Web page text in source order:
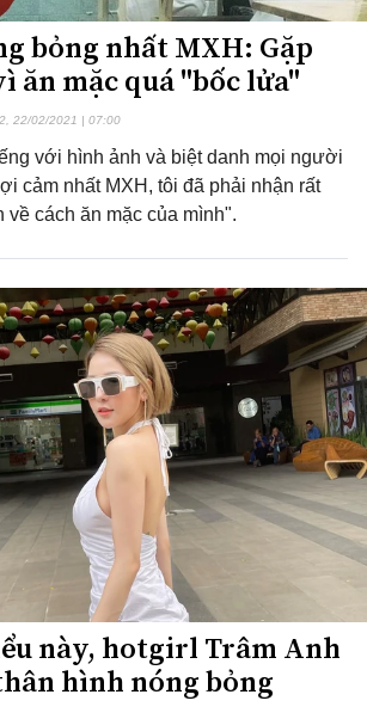
bỏng nhất MXH: Gặp
ăn mặc quá "bốc lửa"
22/02/2021 | 07:00
với hình ảnh và biệt danh mọi người
cảm nhất MXH, tôi đã phải nhận rất
về cách ăn mặc của mình".
này, hotgirl Trâm Anh
hình nóng bỏng